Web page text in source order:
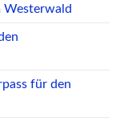
Westerwald
für den